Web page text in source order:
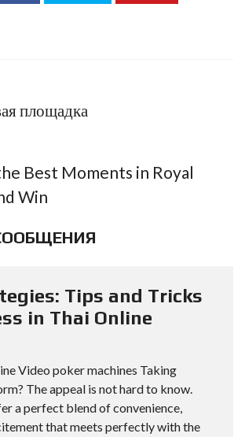
площадка
Best Moments in Royal
Win
Tips and Tricks
in Thai Online
Video poker machines Taking
The appeal is not hard to know.
a perfect blend of convenience,
that meets perfectly with the